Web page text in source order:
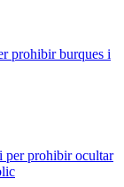
prohibir burques i
per prohibir ocultar